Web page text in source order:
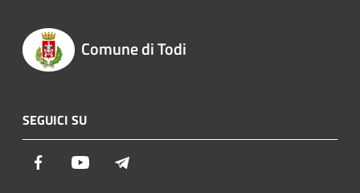
Comune di Todi
SEGUICI SU
Facebook Youtube